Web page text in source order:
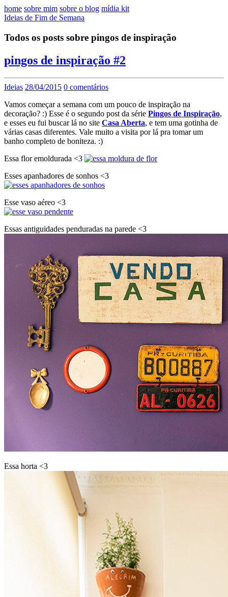
home sobre mim sobre o blog mídia kit
Ideias de Fim de Semana
Todos os posts sobre pingos de inspiração
pingos de inspiração #2
Ideias 28/04/2015 0 comentários
Vamos começar a semana com um pouco de inspiração na
decoração? :) Esse é o segundo post da série Pingos de Inspiração,
e esses eu fui buscar lá no site Casa Aberta, e tem uma gotinha de
várias casas diferentes. Vale muito a visita por lá pra tomar um
banho completo de boniteza. :)
Essa flor emoldurada <3
Esses apanhadores de sonhos <3
Esse vaso aéreo <3
Essas antiguidades penduradas na parede <3
Essa horta <3